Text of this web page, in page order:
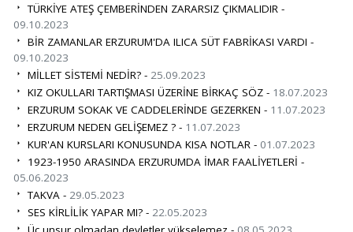
TÜRKİYE ATEŞ ÇEMBERİNDEN ZARARSIZ ÇIKMALIDIR -
09.10.2023
BİR ZAMANLAR ERZURUM'DA ILICA SÜT FABRİKASI VARDI -
09.10.2023
MİLLET SİSTEMİ NEDİR? - 25.09.2023
KIZ OKULLARI TARTIŞMASI ÜZERİNE BİRKAÇ SÖZ - 18.07.2023
ERZURUM SOKAK VE CADDELERİNDE GEZERKEN - 11.07.2023
ERZURUM NEDEN GELİŞEMEZ ? - 11.07.2023
KUR'AN KURSLARI KONUSUNDA KISA NOTLAR - 01.07.2023
1923-1950 ARASINDA ERZURUMDA İMAR FAALİYETLERİ -
05.06.2023
TAKVA - 29.05.2023
SES KİRLİLİK YAPAR MI? - 22.05.2023